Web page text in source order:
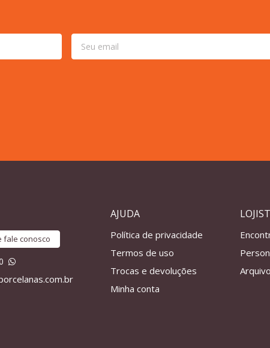
fale conosco
AJUDA
Política de privacidade
Termos de uso
Trocas e devoluções
Minha conta